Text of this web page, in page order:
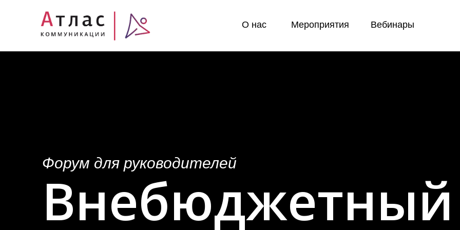
О нас Мероприятия Вебинары
Форум для руководителей